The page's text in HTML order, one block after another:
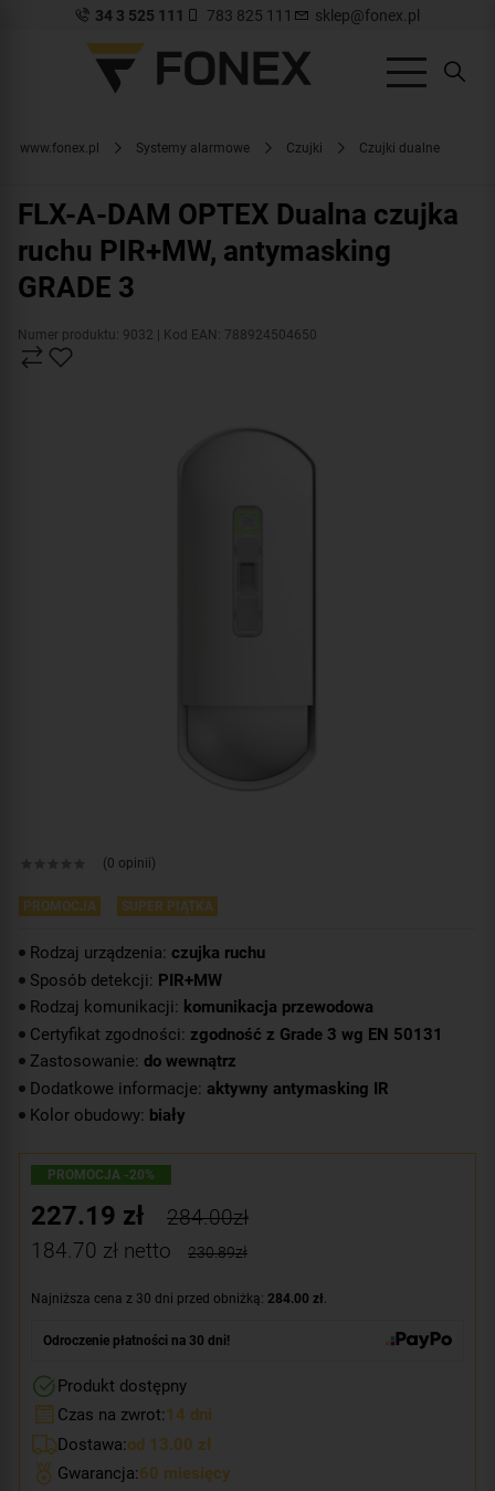
34 3 525 111 783 825 111 sklep@fonex.pl
www.fonex.pl Systemy alarmowe Czujki Czujki dualne
FLX-A-DAM OPTEX Dualna czujka
ruchu PIR+MW, antymasking
GRADE 3
Numer produktu: 9032 | Kod EAN: 788924504650
(0 opinii)
PROMOCJA SUPER PIĄTKA
Rodzaj urządzenia: czujka ruchu
Sposób detekcji: PIR+MW
Rodzaj komunikacji: komunikacja przewodowa
Certyfikat zgodności: zgodność z Grade 3 wg EN 50131
Zastosowanie: do wewnątrz
Dodatkowe informacje: aktywny antymasking IR
Kolor obudowy: biały
PROMOCJA -20%
227.19 zł
284.00zł
184.70 zł netto 230.89zł
Najniższa cena z 30 dni przed obniżką: 284.00 zł
Odroczenie płatności na 30 dni!
Produkt dostępny
Czas na zwrot:14 dni
Dostawa:od 13.00 zł
Gwarancja:60 miesięcy